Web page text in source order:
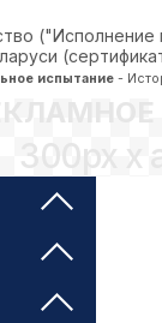
испытание -
300px x